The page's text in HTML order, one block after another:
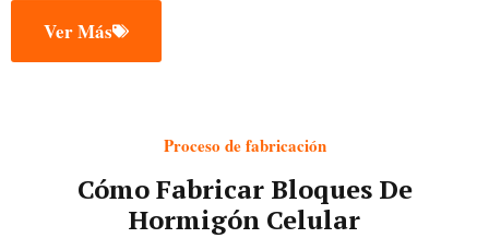
Ver Más
Proceso de fabricación
Cómo Fabricar Bloques De
Hormigón Celular